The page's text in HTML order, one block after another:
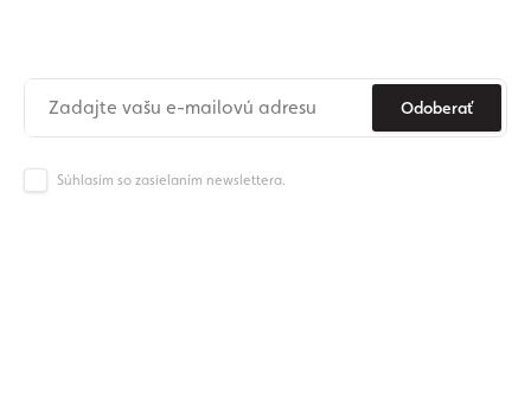
Odoberať
Súhlasím so zasielaním newslettera.